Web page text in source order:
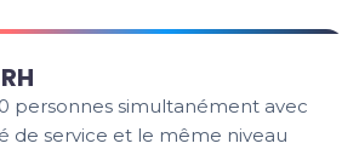
personnes simultanément avec
de service et le même niveau